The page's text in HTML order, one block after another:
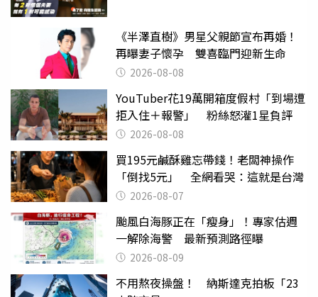
《半澤直樹》男星父親節宣布再婚！
再曝妻子懷孕 雙喜臨門迎新生命
2026-08-08
YouTuber花19萬開箱度假村「到場遭
拒入住＋報警」 粉絲怒灌1星負評
2026-08-08
買195元鹹酥雞忘帶錢！老闆神操作
「倒找5元」 全網看哭：這就是台灣
2026-08-07
颱風白海豚正在「瘦身」！專家估週
一解除海警 最新預測路徑曝
2026-08-09
不用熬夜操盤！ 納斯達克拍板「23